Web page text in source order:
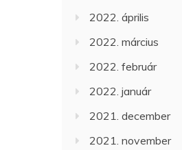
2022. április
2022. március
2022. február
2022. január
2021. december
2021. november